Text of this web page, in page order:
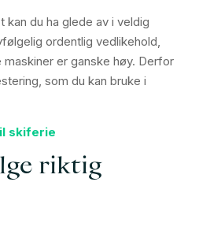
kan du ha glede av i veldig
ordentlig vedlikehold,
er ganske høy. Derfor
som du kan bruke i
skiferie
riktig